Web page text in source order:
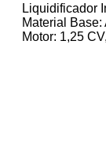
Liquidificador
Material
Motor: 1,25